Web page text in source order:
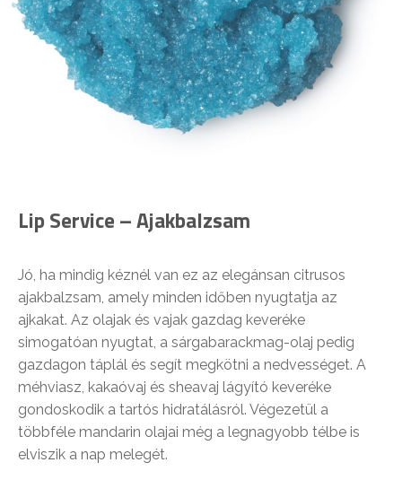
Lip Service – Ajakbalzsam
Jó, ha mindig kéznél van ez az elegánsan citrusos
ajakbalzsam, amely minden időben nyugtatja az
ajkakat. Az olajak és vajak gazdag keveréke
simogatóan nyugtat, a sárgabarackmag-olaj pedig
gazdagon táplál és segít megkötni a nedvességet. A
méhviasz, kakaóvaj és sheavaj lágyító keveréke
gondoskodik a tartós hidratálásról. Végezetül a
többféle mandarin olajai még a legnagyobb télbe is
elviszik a nap melegét.